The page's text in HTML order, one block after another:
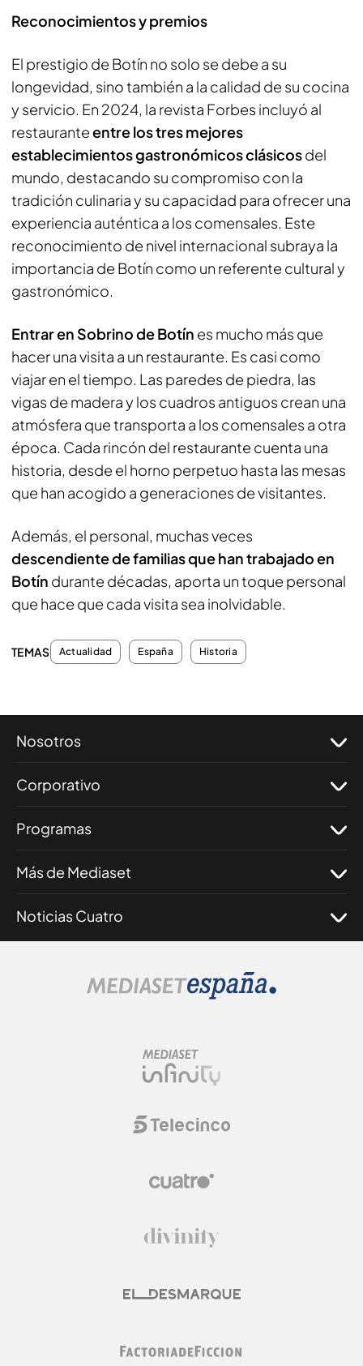
Reconocimientos y premios
El prestigio de Botín no solo se debe a su
longevidad, sino también a la calidad de su cocina
y servicio. En 2024, la revista Forbes incluyó al
restauranteentre los tres mejores
establecimientos gastronómicos clásicosdel
mundo, destacando su compromiso con la
tradición culinaria y su capacidad para ofrecer una
experiencia auténtica a los comensales. Este
reconocimiento de nivel internacional subraya la
importancia de Botín como un referente cultural y
gastronómico.
Entrar en Sobrino de Botín es mucho más que
hacer una visita a un restaurante. Es casi como
viajar en el tiempo. Las paredes de piedra, las
vigas de madera y los cuadros antiguos crean una
atmósfera que transporta a los comensales a otra
época. Cada rincón del restaurante cuenta una
historia, desde el horno perpetuo hasta las mesas
que han acogido a generaciones de visitantes.
Además, el personal, muchas veces
descendiente de familias que han trabajado en
Botín durante décadas, aporta un toque personal
que hace que cada visita sea inolvidable.
TEMAS Actualidad España Historia
Nosotros
Corporativo
Programas
Más de Mediaset
Noticias Cuatro